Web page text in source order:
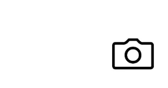
które artystka sama zaprojektowała.